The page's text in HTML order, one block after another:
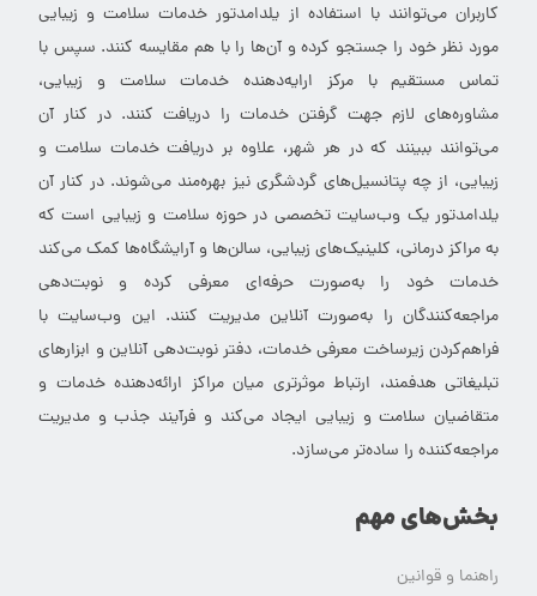
کاربران می‌توانند با استفاده از یلدامدتور خدمات سلامت و زیبایی
مورد نظر خود را جستجو کرده و آن‌ها را با هم مقایسه کنند. سپس با
تماس مستقیم با مرکز ارایه‌دهنده خدمات سلامت و زیبایی،
مشاوره‌های لازم جهت گرفتن خدمات را دریافت کنند. در کنار آن
می‌توانند ببینند که در هر شهر، علاوه بر دریافت خدمات سلامت و
زیبایی، از چه پتانسیل‌های گردشگری نیز بهره‌مند می‌شوند. در کنار آن
یلدامدتور یک وب‌سایت تخصصی در حوزه سلامت و زیبایی است که
به مراکز درمانی، کلینیک‌های زیبایی، سالن‌ها و آرایشگاه‌ها کمک می‌کند
خدمات خود را به‌صورت حرفه‌ای معرفی کرده و نوبت‌دهی
مراجعه‌کنندگان را به‌صورت آنلاین مدیریت کنند. این وب‌سایت با
فراهم‌کردن زیرساخت معرفی خدمات، دفتر نوبت‌دهی آنلاین و ابزارهای
تبلیغاتی هدفمند، ارتباط موثرتری میان مراکز ارائه‌دهنده خدمات و
متقاضیان سلامت و زیبایی ایجاد می‌کند و فرآیند جذب و مدیریت
مراجعه‌کننده را ساده‌تر می‌سازد.
بخش‌های مهم
راهنما و قوانین